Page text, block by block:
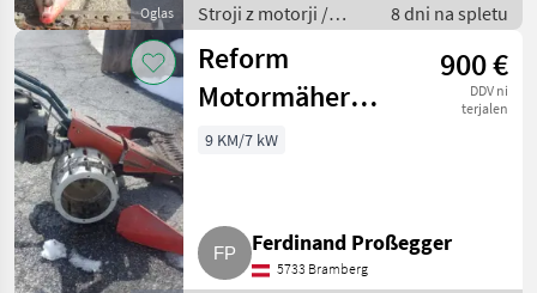
Oglas
Stroji z motorji /
Motorna kosilnica/
prekopalnik
8 dni na spletu
Reform
Motormäher
111S
900 €
DDV ni
terjalen
9 KM/7 kW
Ferdinand Proßegger
5733 Bramberg